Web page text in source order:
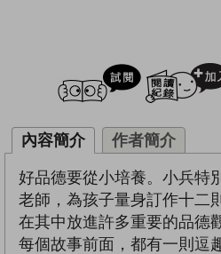
試閲
內容簡介 作者簡介
好品德要從小培養。小兵特
老師，為孩子量身訂作十二
在其中放進許多重要的品德
每個故事前面，都有一則逗